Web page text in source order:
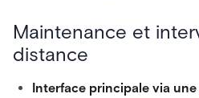
Maintenance et
distance
Interface principale via